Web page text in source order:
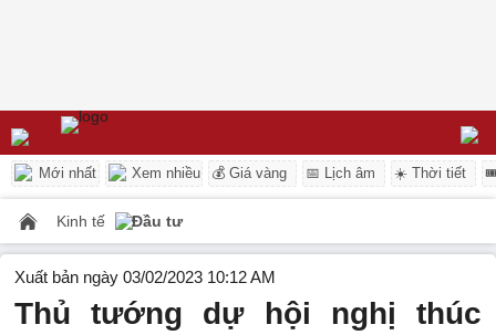
Mới nhất Xem nhiều 💰 Giá vàng 📅 Lịch âm ☀️ Thời tiết
Kinh tế Đầu tư
Xuất bản ngày 03/02/2023 10:12 AM
Thủ tướng dự hội nghị thúc